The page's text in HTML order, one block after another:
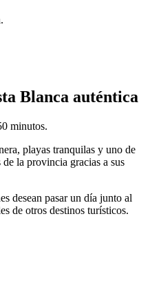
Blanca auténtica
minutos.
playas tranquilas y uno de
la provincia gracias a sus
desean pasar un día junto al
de otros destinos turísticos.